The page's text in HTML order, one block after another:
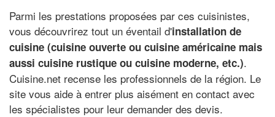
Parmi les prestations proposées par ces cuisinistes,
vous découvrirez tout un éventail d'installation de
cuisine (cuisine ouverte ou cuisine américaine mais
aussi cuisine rustique ou cuisine moderne, etc.).
Cuisine.net recense les professionnels de la région. Le
site vous aide à entrer plus aisément en contact avec
les spécialistes pour leur demander des devis.